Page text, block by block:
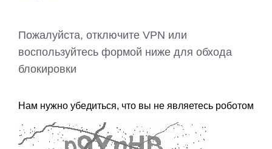
Пожалуйста, отключите VPN или
воспользуйтесь формой ниже для обхода
блокировки
Нам нужно убедиться, что вы не являетесь роботом